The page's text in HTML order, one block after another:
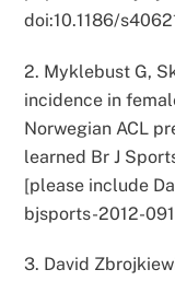
doi:10.1186/
2. Myklebust G,
incidence in
Norwegian ACL
learned Br J
[please include
bjsports-2012-
3. David